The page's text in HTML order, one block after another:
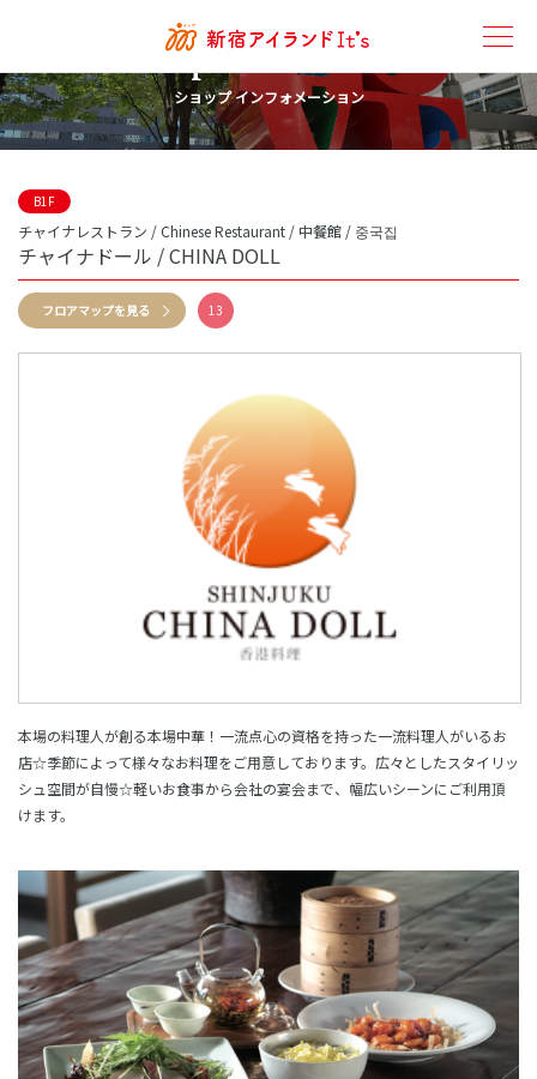
Shop Information
ショップ インフォメーション
B1F
チャイナレストラン / Chinese Restaurant / 中餐館 / 중국집
チャイナドール / CHINA DOLL
フロアマップを見る 13
本場の料理人が創る本場中華！一流点心の資格を持った一流料理人がいるお
店☆季節によって様々なお料理をご用意しております。広々としたスタイリッ
シュ空間が自慢☆軽いお食事から会社の宴会まで、幅広いシーンにご利用頂
けます。